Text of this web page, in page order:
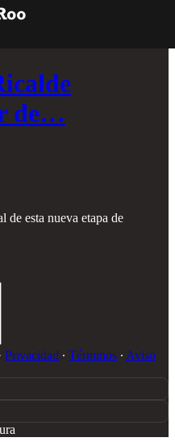
de…
de esta nueva etapa de
Privacidad ∙ Términos ∙ Aviso